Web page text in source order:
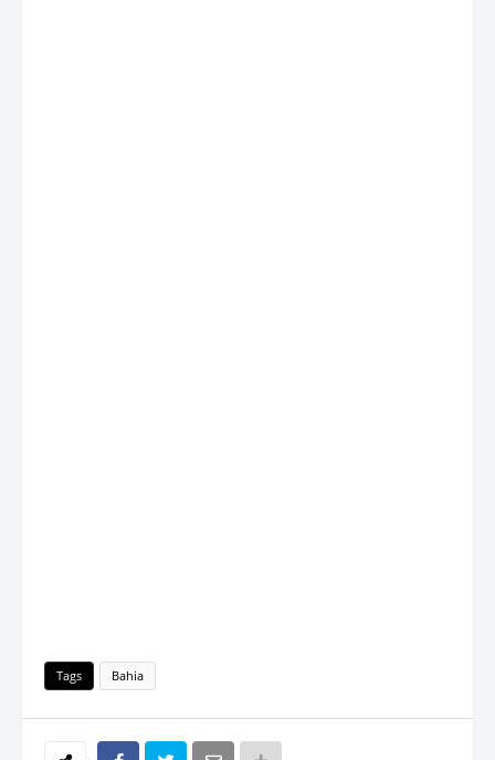
Tags Bahia